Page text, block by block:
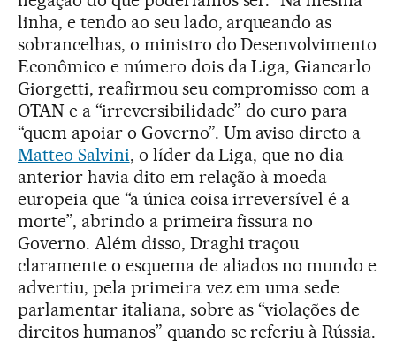
linha, e tendo ao seu lado, arqueando as
sobrancelhas, o ministro do Desenvolvimento
Econômico e número dois da Liga, Giancarlo
Giorgetti, reafirmou seu compromisso com a
OTAN e a “irreversibilidade” do euro para
“quem apoiar o Governo”. Um aviso direto a
Matteo Salvini, o líder da Liga, que no dia
anterior havia dito em relação à moeda
europeia que “a única coisa irreversível é a
morte”, abrindo a primeira fissura no
Governo. Além disso, Draghi traçou
claramente o esquema de aliados no mundo e
advertiu, pela primeira vez em uma sede
parlamentar italiana, sobre as “violações de
direitos humanos” quando se referiu à Rússia.